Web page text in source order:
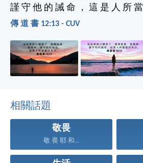
謹 守 他 的 誡 命 ， 這 是 人 所 當
傳 道 書 12:13 - CUV
相關話題
敬畏
敬 畏 耶 和...